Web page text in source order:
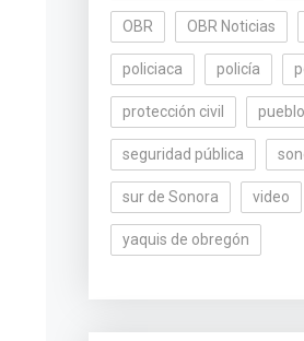
OBR OBR Noticias
policiaca policía
protección civil
seguridad pública
sur de Sonora video
yaquis de obregón